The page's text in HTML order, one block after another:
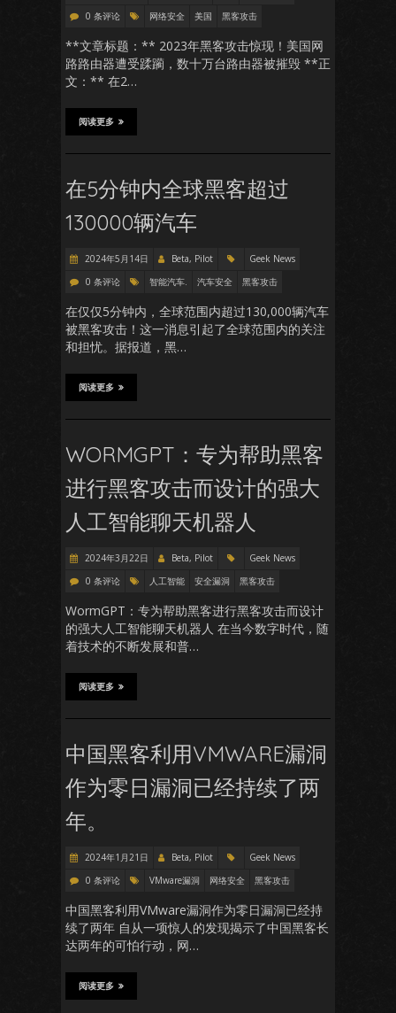
0 条评论
网络安全 美国 黑客攻击
**文章标题：** 2023年黑客攻击惊现！美国网
路路由器遭受蹂躏，数十万台路由器被摧毁 **正
文：** 在2…
阅读更多
在5分钟内全球黑客超过
130000辆汽车
2024年5月14日 Beta, Pilot
Geek News
0 条评论
智能汽车. 汽车安全 黑客攻击
在仅仅5分钟内，全球范围内超过130,000辆汽车
被黑客攻击！这一消息引起了全球范围内的关注
和担忧。据报道，黑…
阅读更多
WORMGPT：专为帮助黑客
进行黑客攻击而设计的强大
人工智能聊天机器人
2024年3月22日 Beta, Pilot
Geek News
0 条评论
人工智能 安全漏洞 黑客攻击
WormGPT：专为帮助黑客进行黑客攻击而设计
的强大人工智能聊天机器人 在当今数字时代，随
着技术的不断发展和普…
阅读更多
中国黑客利用VMWARE漏洞
作为零日漏洞已经持续了两
年。
2024年1月21日 Beta, Pilot
Geek News
0 条评论
VMware漏洞 网络安全 黑客攻击
中国黑客利用VMware漏洞作为零日漏洞已经持
续了两年 自从一项惊人的发现揭示了中国黑客长
达两年的可怕行动，网…
阅读更多